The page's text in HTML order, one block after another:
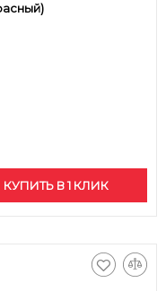
КУПИТЬ В 1 КЛИК